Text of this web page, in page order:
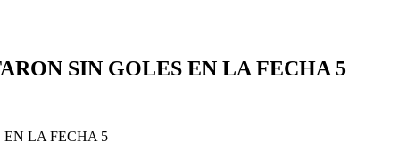
SIN GOLES EN LA FECHA 5